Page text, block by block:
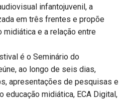
infantojuvenil, a
em três frentes e propõe
e a relação entre
é o Seminário do
ao longo de seis dias,
apresentações de pesquisas e
educação midiática, ECA Digital,